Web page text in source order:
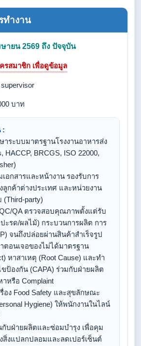
ทำงาน
ายน 2569 ถึง ปัจจุบัน
รสมาชิก เพื่อดูข้อมูล
บาท
:
าระบบมาตรฐานโรงงานอาหารส่ง
HACCP, BRCGS, ISO 22000,
อกสารและหน้างาน รองรับการ
ลูกค้าต่างประเทศ และหน่วยงาน
(Third-party)
QA ตรวจสอบคุณภาพตั้งแต่รับ
ะรด/ผลไม้) กระบวนการผลิต การ
จนถึงปล่อยผ่านสินค้าสำเร็จรูป
ตอนเจอของไม่ได้มาตรฐาน
หาสาเหตุ (Root Cause) และทำ
ขป้องกัน (CAPA) ร่วมกับฝ่ายผลิต
หรือ Complaint
อง Food Safety และสุขลักษณะ
Hygiene) ให้พนักงานในไลน์
กับฝ่ายผลิตและซ่อมบำรุง เพื่อคุม
สิ่งแปลกปลอมและลดเปอร์เซ็นต์